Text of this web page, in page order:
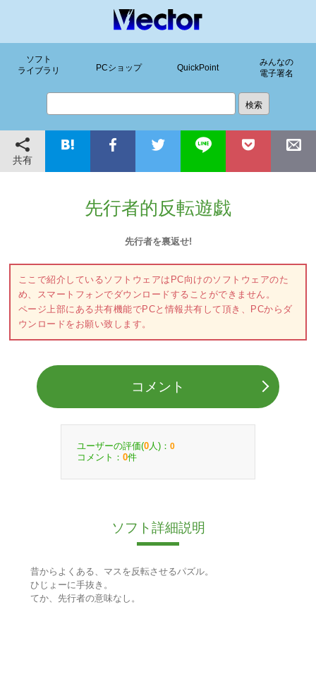
ソフト
ライブラリ
PCショップ QuickPoint
みんなの
電子署名
共有
先行者的反転遊戯
先行者を裏返せ!
ここで紹介しているソフトウェアはPC向けのソフトウェアのた
め、スマートフォンでダウンロードすることができません。
ページ上部にある共有機能でPCと情報共有して頂き、PCからダ
ウンロードをお願い致します。
コメント
ユーザーの評価(0 人)： 0
コメント： 0件
ソフト詳細説明
昔からよくある、マスを反転させるパズル。
ひじょーに手抜き。
てか、先行者の意味なし。